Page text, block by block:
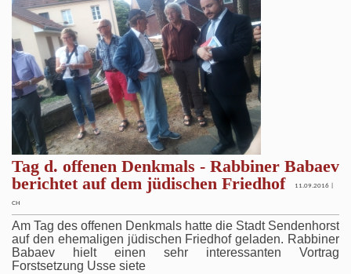
Tag d. offenen Denkmals - Rabbiner Babaev
berichtet auf dem jüdischen Friedhof
11.09.2016 |
CH
Am Tag des offenen Denkmals hatte die Stadt Sendenhorst
auf den ehemaligen jüdischen Friedhof geladen. Rabbiner
Babaev hielt einen sehr interessanten Vortrag
Forstsetzung Usse siete